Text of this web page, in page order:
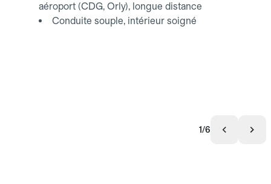
aéroport (CDG, Orly), longue distance
Conduite souple, intérieur soigné
1/6